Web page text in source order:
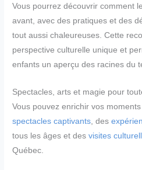
Vous pourrez découvrir comment
avant, avec des pratiques et des
tout aussi chaleureuses. Cette
perspective culturelle unique et
enfants un aperçu des racines du
Spectacles, arts et magie pour
Vous pouvez enrichir vos
spectacles captivants, des
tous les âges et desvisites
Québec.